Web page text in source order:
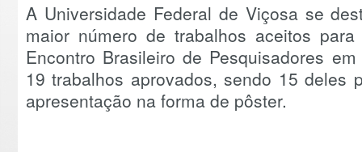
A Universidade Federal de Viçosa se
maior número de trabalhos aceitos
Encontro Brasileiro de Pesquisadores
19 trabalhos aprovados, sendo 15 deles
apresentação na forma de pôster.